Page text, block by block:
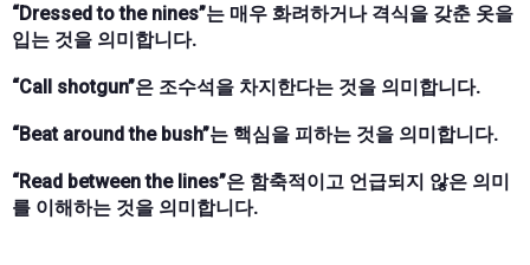
“Dressed to the nines”는 매우 화려하거나 격식을 갖춘 옷을
입는 것을 의미합니다.
“Call shotgun”은 조수석을 차지한다는 것을 의미합니다.
“Beat around the bush”는 핵심을 피하는 것을 의미합니다.
“Read between the lines”은 함축적이고 언급되지 않은 의미
를 이해하는 것을 의미합니다.